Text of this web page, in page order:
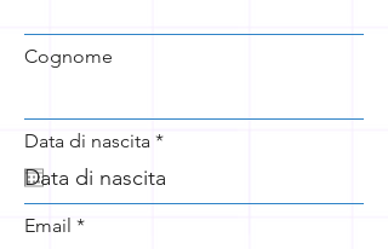
Cognome
Data di nascita *r
q
u
Email